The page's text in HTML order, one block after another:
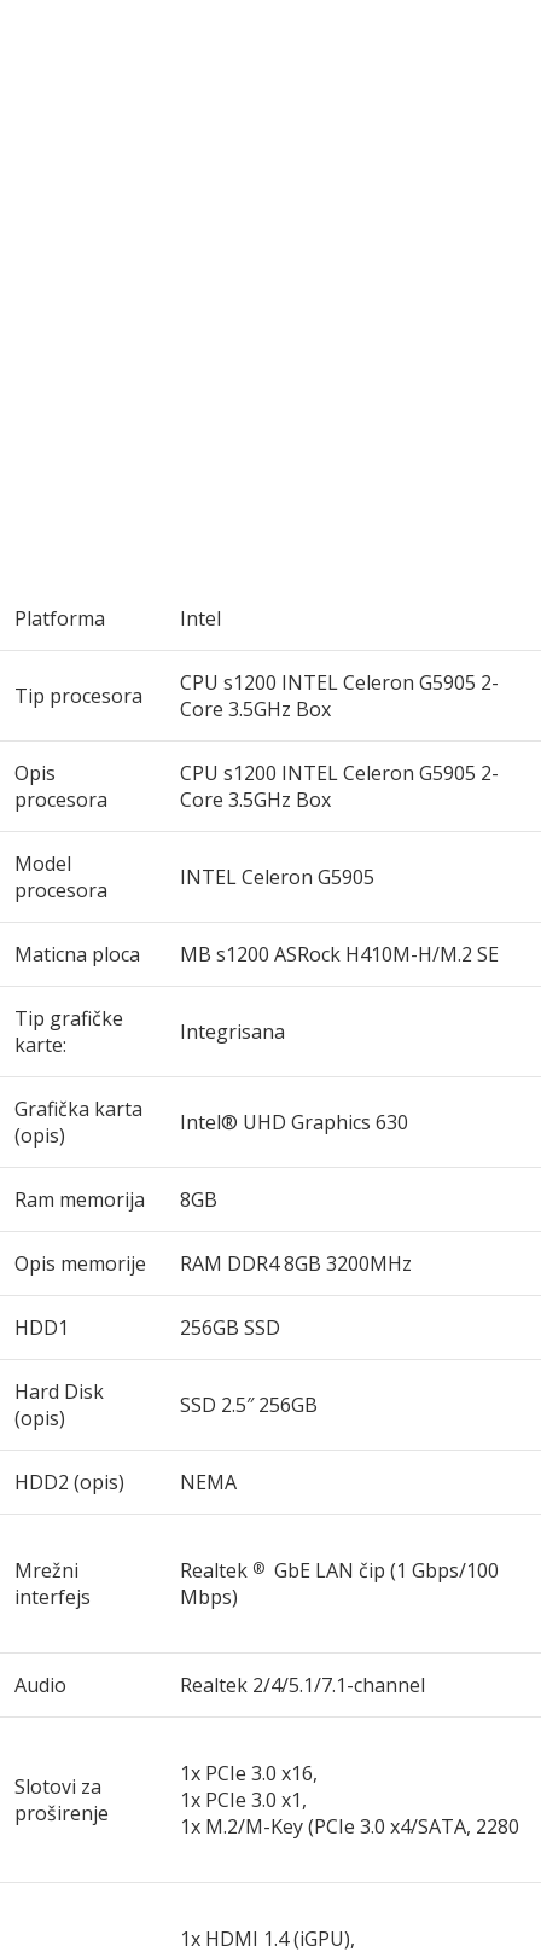
Platforma Intel
Tip procesora
CPU s1200 INTEL Celeron G5905 2-
Core 3.5GHz Box
Opis
procesora
CPU s1200 INTEL Celeron G5905 2-
Core 3.5GHz Box
Model
procesora
INTEL Celeron G5905
Maticna ploca MB s1200 ASRock H410M-H/M.2 SE
Tip grafičke
karte:
Integrisana
Grafička karta
(opis)
Intel® UHD Graphics 630
Ram memorija 8GB
Opis memorije RAM DDR4 8GB 3200MHz
HDD1 256GB SSD
Hard Disk
(opis)
SSD 2.5″ 256GB
HDD2 (opis) NEMA
Mrežni
interfejs
Realtek ® GbE LAN čip (1 Gbps/100
Mbps)
Audio Realtek 2/4/5.1/7.1-channel
Slotovi za
proširenje
1x PCIe 3.0 x16,
1x PCIe 3.0 x1,
1x M.2/​M-Key (PCIe 3.0 x4/​SATA, 2280
1x HDMI 1.4 (iGPU),